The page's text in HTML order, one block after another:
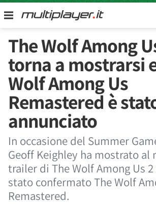
The Wolf Among
torna a mostrarsi
Wolf Among Us
Remastered è
annunciato
In occasione del Summer
Geoff Keighley ha mostrato al
trailer di The Wolf Among Us 2
stato confermato The Wolf
Remastered.